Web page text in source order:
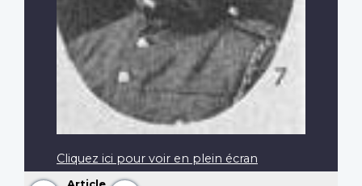
Cliquez ici pour voir en plein écran